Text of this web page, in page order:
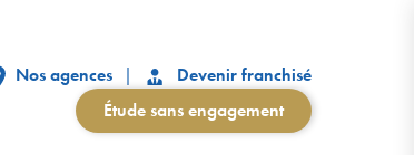
Nos agences
Devenir franchisé
Étude sans engagement